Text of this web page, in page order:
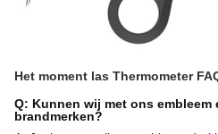
Het moment las Thermometer
Q: Kunnen wij met ons embleem
brandmerken?